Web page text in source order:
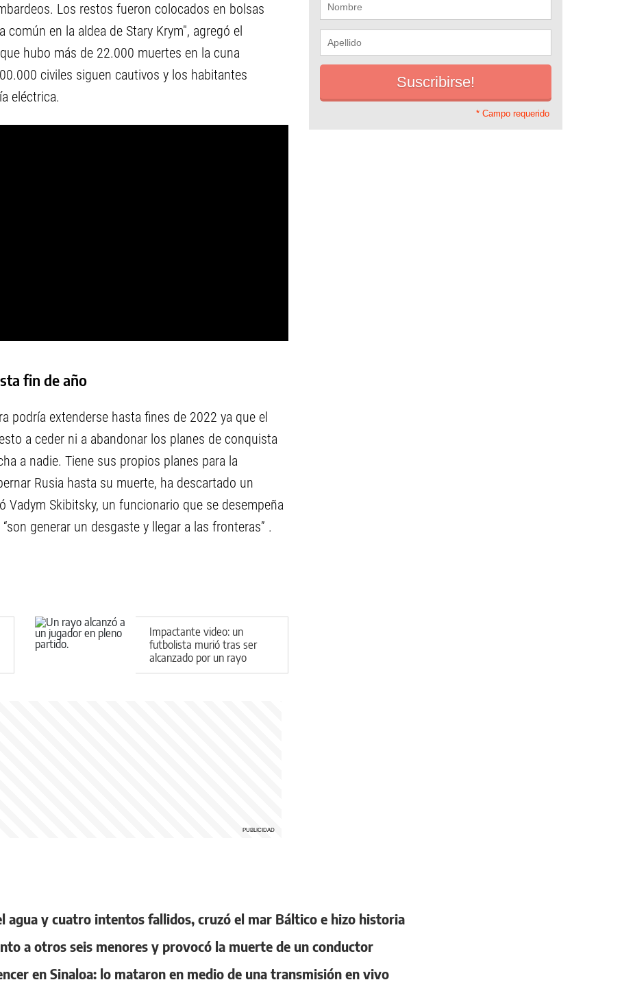
Los restos fueron colocados en bolsas
en la aldea de Stary Krym", agregó el
hubo más de 22.000 muertes en la cuna
civiles siguen cautivos y los habitantes
eléctrica.
fin de año
podría extenderse hasta fines de 2022 ya que el
a ceder ni a abandonar los planes de conquista
a nadie. Tiene sus propios planes para la
Rusia hasta su muerte, ha descartado un
Vadym Skibitsky, un funcionario que se desempeña
generar un desgaste y llegar a las fronteras” .
Impactante video: un
futbolista murió tras ser
alcanzado por un rayo
mientras jugaban un
* Campo requerido
agua y cuatro intentos fallidos, cruzó el mar Báltico e hizo historia
a otros seis menores y provocó la muerte de un conductor
en Sinaloa: lo mataron en medio de una transmisión en vivo